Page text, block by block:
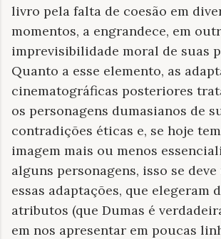
livro pela falta de coesão em
momentos, a engrandece, em
imprevisibilidade moral de suas
Quanto a esse elemento, as
cinematográficas posteriores
os personagens dumasianos de
contradições éticas e, se hoje
imagem mais ou menos
alguns personagens, isso se
essas adaptações, que elegeram
atributos (que Dumas é
em nos apresentar em poucas